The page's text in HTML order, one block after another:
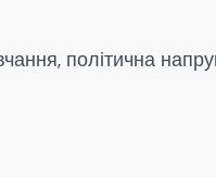
політична